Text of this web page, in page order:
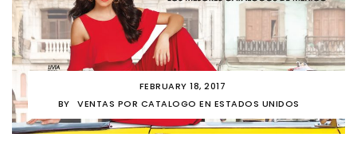
FEBRUARY 18, 2017
BY
VENTAS POR CATALOGO EN ESTADOS UNIDOS